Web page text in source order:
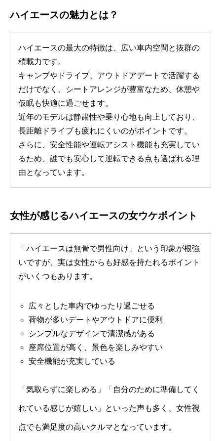
ハイエースの魅力とは？
ハイエースの最大の特徴は、広い車内空間と抜群の
積載力です。
キャンプやドライブ、アウトドアデートで活躍する
だけでなく、シートアレンジが豊富なため、休憩や
仮眠も快適に過ごせます。
近年のモデルは静粛性や乗り心地も向上しており、
長距離ドライブも疲れにくいのがポイントです。
さらに、安全性能や運転アシスト機能も充実してい
るため、誰でも安心して運転できる点も選ばれる理
由となっています。
女性が感じるハイエースの女ウケポイント
「ハイエースは無骨で男性向け」という印象が根強
いですが、実は女性からも好感を持たれるポイント
がいくつもあります。
広々とした車内でゆったり過ごせる
荷物が多いデートやアウトドアに便利
シンプルなデザインで清潔感がある
座席位置が高く、景色を楽しみやすい
安全機能が充実している
「気取らずに楽しめる」「自分のために準備してく
れている感じが嬉しい」といった声も多く、女性視
点でも満足度の高いクルマとなっています。